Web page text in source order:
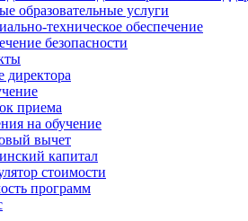
образовательные услуги
техническое обеспечение
безопасности
директора
приема
на обучение
вычет
капитал
стоимости
программ